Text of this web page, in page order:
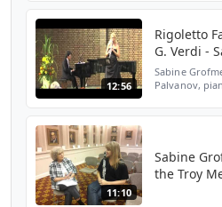
12:56
Rigoletto
G. Verdi -
Sabine
Palvanov,
11:10
Sabine
the Troy